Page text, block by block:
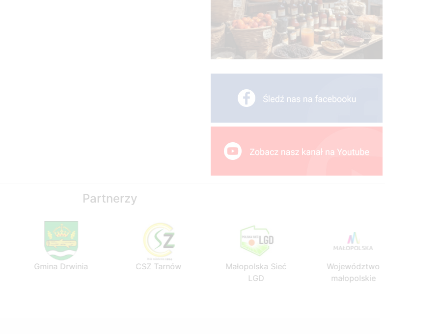
Partnerzy
Gmina Drwinia CSZ Tarnów
Małopolska Sieć
LGD
Województwo
małopolskie